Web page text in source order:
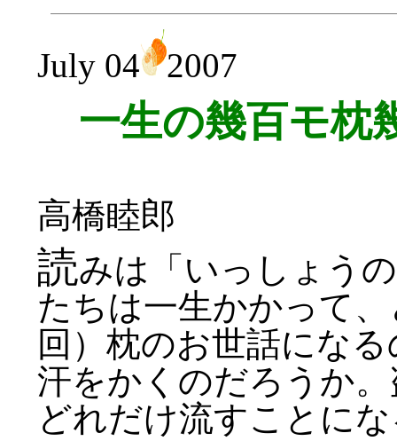
July 04 2007
一生の幾百モ枕
高橋睦郎
読みは「いっしょう
たちは一生かかって
回）枕のお世話にな
汗をかくのだろうか
どれだけ流すことに